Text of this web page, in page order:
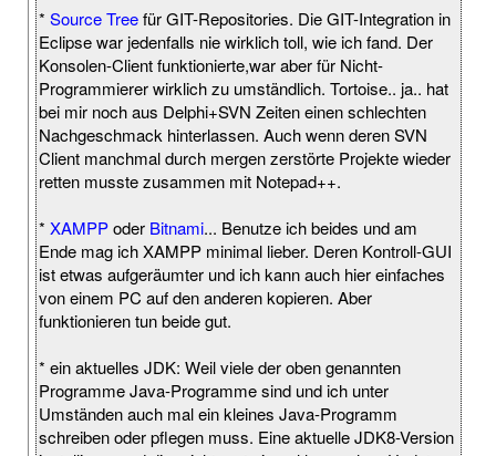
* Source Treefür GIT-Repositories. Die GIT-Integration in
Eclipse war jedenfalls nie wirklich toll, wie ich fand. Der
Konsolen-Client funktionierte,war aber für Nicht-
Programmierer wirklich zu umständlich. Tortoise.. ja.. hat
bei mir noch aus Delphi+SVN Zeiten einen schlechten
Nachgeschmack hinterlassen. Auch wenn deren SVN
Client manchmal durch mergen zerstörte Projekte wieder
retten musste zusammen mit Notepad++.
* XAMPPoder Bitnami... Benutze ich beides und am
Ende mag ich XAMPP minimal lieber. Deren Kontroll-GUI
ist etwas aufgeräumter und ich kann auch hier einfaches
von einem PC auf den anderen kopieren. Aber
funktionieren tun beide gut.
* ein aktuelles JDK: Weil viele der oben genannten
Programme Java-Programme sind und ich unter
Umständen auch mal ein kleines Java-Programm
schreiben oder pflegen muss. Eine aktuelle JDK8-Version